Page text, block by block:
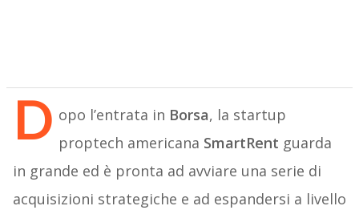
D opo l’entrata in Borsa, la startup
proptech americana SmartRent guarda
in grande ed è pronta ad avviare una serie di
acquisizioni strategiche e ad espandersi a livello